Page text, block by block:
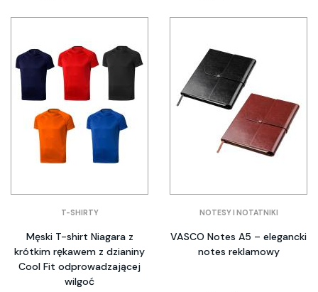
T-SHIRTY
Męski T-shirt Niagara z
krótkim rękawem z dzianiny
Cool Fit odprowadzającej
wilgoć
NOTESY I NOTATNIKI
VASCO Notes A5 – elegancki
notes reklamowy